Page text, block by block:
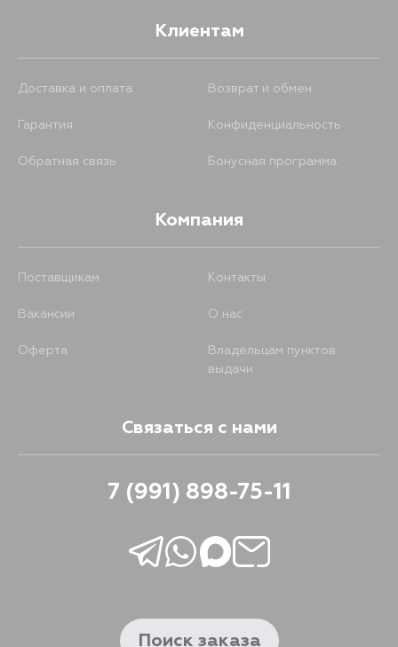
Клиентам
Доставка и оплата Возврат и обмен
Гарантия Конфиденциальность
Обратная связь Бонусная программа
Компания
Поставщикам Контакты
Вакансии О нас
Оферта
Владельцам пунктов
выдачи
Связаться с нами
7 (991) 898-75-11
Поиск заказа